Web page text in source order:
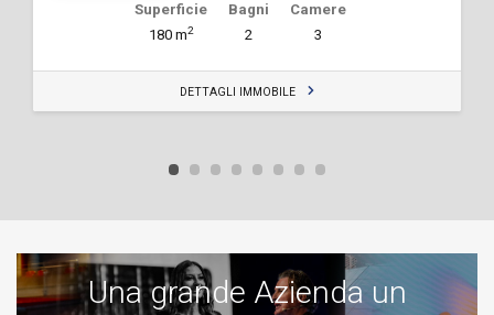
Superficie
180 m2
Bagni
2
Camere
3
DETTAGLI IMMOBILE
Una grande Azienda un